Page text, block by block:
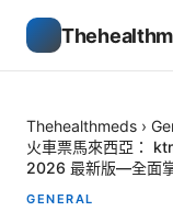
Thehealthmeds ›
火車票馬來西亞：
2026 最新版—全面
GENERAL